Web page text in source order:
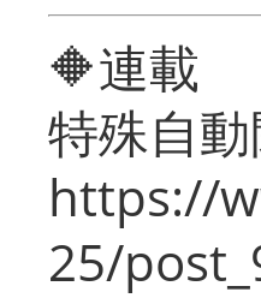
🔶連載
特殊自
https://
25/